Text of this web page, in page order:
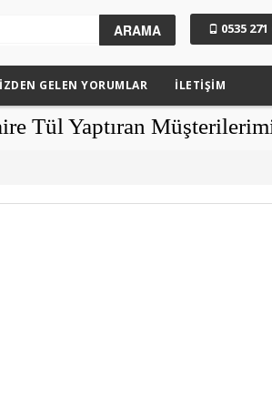
ARAMA 0535 271
GELEN YORUMLAR İLETİŞİM
Müşterilerimize